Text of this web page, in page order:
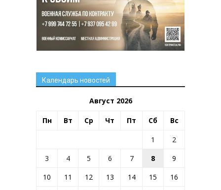
Календарь новостей
Август 2026
Пн Вт Ср Чт Пт Сб Вс
1
2
3
4 5 6 7 8
9
10
11 12 13 14 15
16